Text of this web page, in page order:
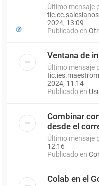
Último mensaje
2024, 13:09
Publicado en
Ventana de
Último mensaje
2024, 11:14
Publicado en
Combinar
desde el
Último mensaje
12:16
Publicado en
Colab en el